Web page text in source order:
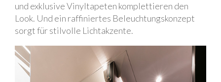
und exklusive Vinyltapeten komplettieren den
Look. Und ein raffiniertes Beleuchtungskonzept
sorgt für stilvolle Lichtakzente.